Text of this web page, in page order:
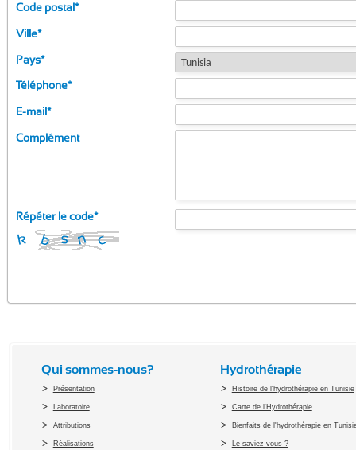
Code postal*
Ville*
Pays*
Téléphone*
E-mail*
Complément
Répéter le code*
Qui sommes-nous?
Présentation
Laboratoire
Attributions
Réalisations
Hydrothérapie
Histoire de l'hydrothérapie en Tunisie
Carte de l'Hydrothérapie
Bienfaits de l'hydrothérapie en
Le saviez-vous ?